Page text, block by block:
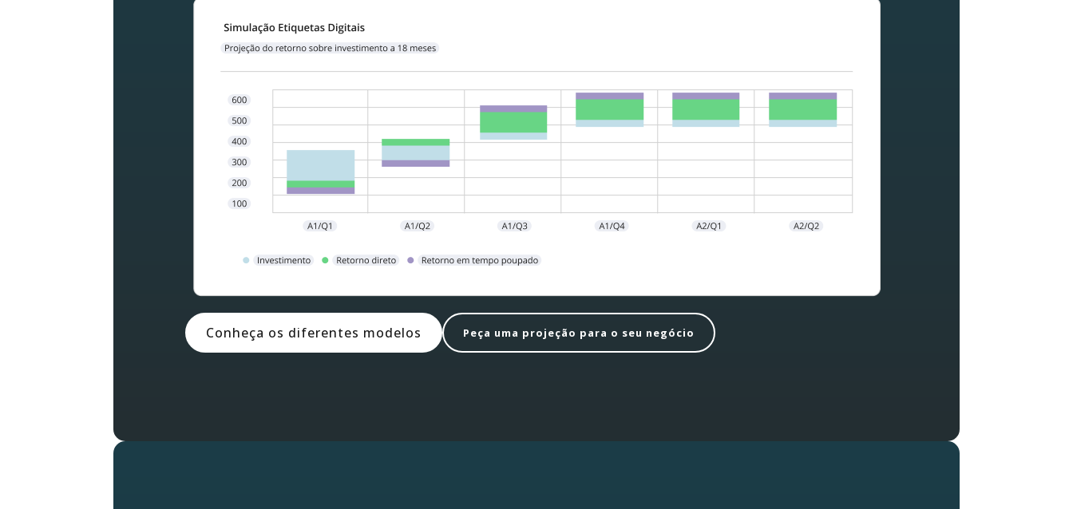
Conheça os diferentes modelos Peça uma projeção para o seu negócio